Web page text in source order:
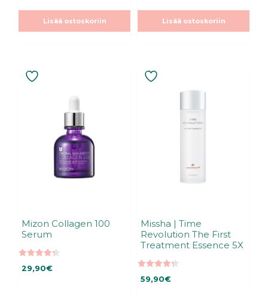
Lisää ostoskoriin Lisää ostoskoriin
Mizon Collagen 100
Serum
5:stä
29,90€
Missha | Time
Revolution The First
Treatment Essence 5X
5:stä
59,90€